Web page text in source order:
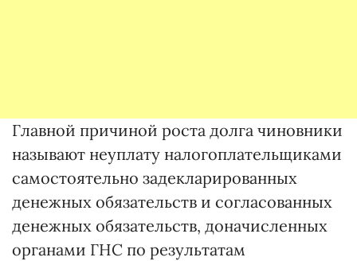
Главной причиной роста долга чиновники
называют неуплату налогоплательщиками
самостоятельно задекларированных
денежных обязательств и согласованных
денежных обязательств, доначисленных
органами ГНС по результатам